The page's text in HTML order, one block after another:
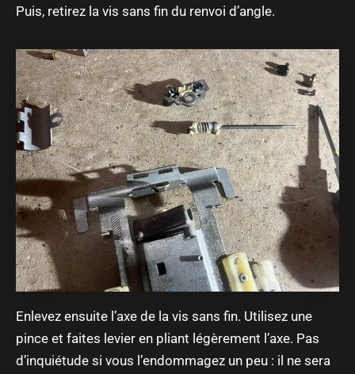
Puis, retirez la vis sans fin du renvoi d’angle.
Enlevez ensuite l’axe de la vis sans fin. Utilisez une
pince et faites levier en pliant légèrement l’axe. Pas
d’inquiétude si vous l’endommagez un peu : il ne sera